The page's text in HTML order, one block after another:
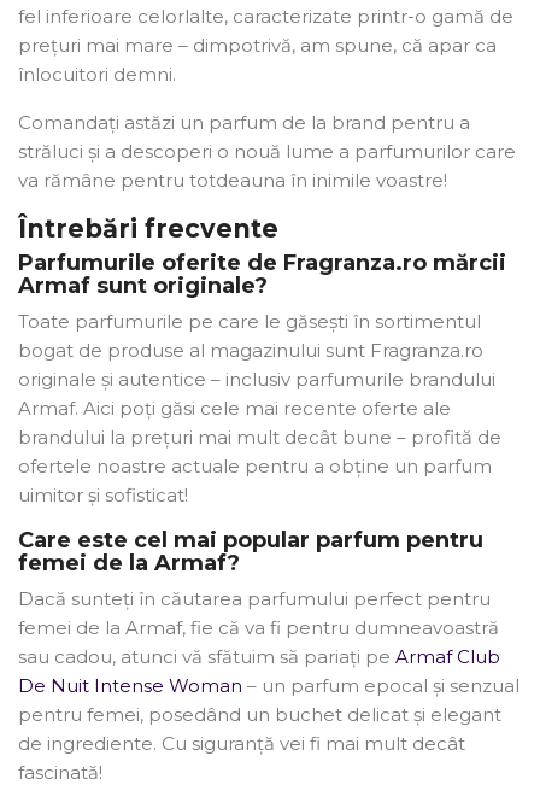
fel inferioare celorlalte, caracterizate printr-o gamă de
prețuri mai mare – dimpotrivă, am spune, că apar ca
înlocuitori demni.
Comandați astăzi un parfum de la brand pentru a
străluci și a descoperi o nouă lume a parfumurilor care
va rămâne pentru totdeauna în inimile voastre!
Întrebări frecvente
Parfumurile oferite de Fragranza.ro mărcii
Armaf sunt originale?
Toate parfumurile pe care le găsești în sortimentul
bogat de produse al magazinului sunt Fragranza.ro
originale și autentice – inclusiv parfumurile brandului
Armaf. Aici poți găsi cele mai recente oferte ale
brandului la prețuri mai mult decât bune – profită de
ofertele noastre actuale pentru a obține un parfum
uimitor și sofisticat!
Care este cel mai popular parfum pentru
femei de la Armaf?
Dacă sunteți în căutarea parfumului perfect pentru
femei de la Armaf, fie că va fi pentru dumneavoastră
sau cadou, atunci vă sfătuim să pariați pe Armaf Club
De Nuit Intense Woman – un parfum epocal și senzual
pentru femei, posedând un buchet delicat și elegant
de ingrediente. Cu siguranță vei fi mai mult decât
fascinată!